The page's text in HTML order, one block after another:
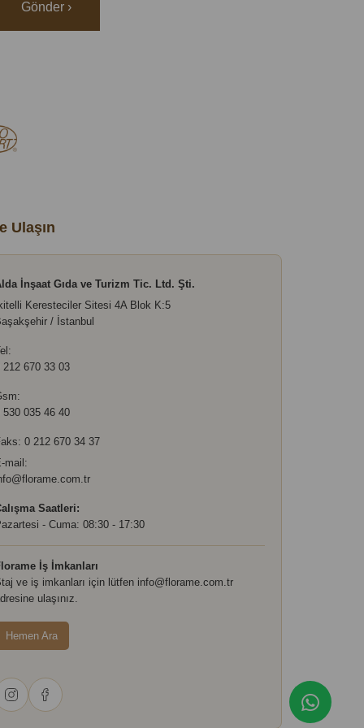
Gönder ›
Ulaşın
İnşaat Gıda ve Turizm Tic. Ltd. Şti.
Keresteciler Sitesi 4A Blok K:5
/ İstanbul
212 670 33 03
530 035 46 40
0 212 670 34 37
mail:
Saatleri:
- Cuma: 08:30 - 17:30
İş İmkanları
ve iş imkanları için lütfen info@florame.com.tr
ulaşınız.
Hemen Ara